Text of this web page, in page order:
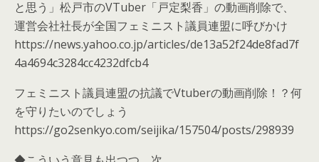
と思う」松戸市のVTuber「戸定梨香」の動画削除で、
運営会社社長が全国フェミニスト議員連盟に呼びかけ
https://news.yahoo.co.jp/articles/de13a52f24de8fad7f
4a4694c3284cc4232dfcb4
フェミニスト議員連盟の抗議でVtuberの動画削除！？何
を守りたいのでしょう
https://go2senkyo.com/seijika/157504/posts/298939